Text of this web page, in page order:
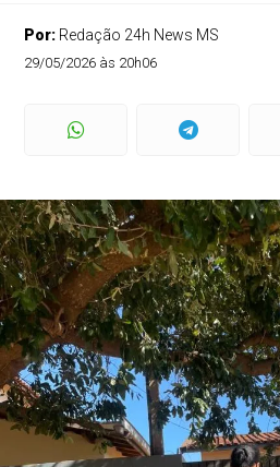
Por: Redação 24h News MS
29/05/2026 às 20h06